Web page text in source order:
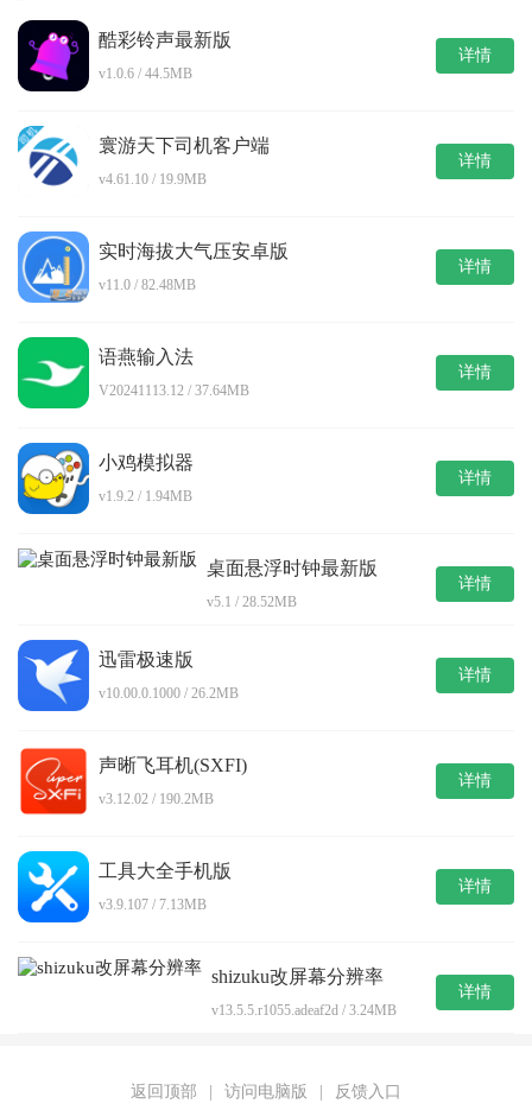
酷彩铃声最新版
v1.0.6 / 44.5MB
详情
寰游天下司机客户端
v4.61.10 / 19.9MB
详情
实时海拔大气压安卓版
v11.0 / 82.48MB
详情
语燕输入法
V20241113.12 / 37.64MB
详情
小鸡模拟器
v1.9.2 / 1.94MB
详情
桌面悬浮时钟最新版
v5.1 / 28.52MB
详情
迅雷极速版
v10.00.0.1000 / 26.2MB
详情
声晰飞耳机(SXFI)
v3.12.02 / 190.2MB
详情
工具大全手机版
v3.9.107 / 7.13MB
详情
shizuku改屏幕分辨率
v13.5.5.r1055.adeaf2d / 3.24MB
详情
返回顶部 访问电脑版 反馈入口